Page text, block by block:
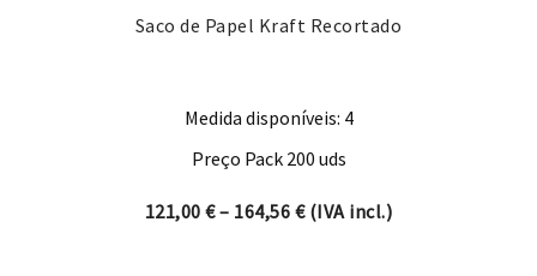
Saco de Papel Kraft Recortado
Medida disponíveis: 4
Preço Pack 200 uds
121,00€– 164,56 €Price range: 121,00 €
(IVA incl.)